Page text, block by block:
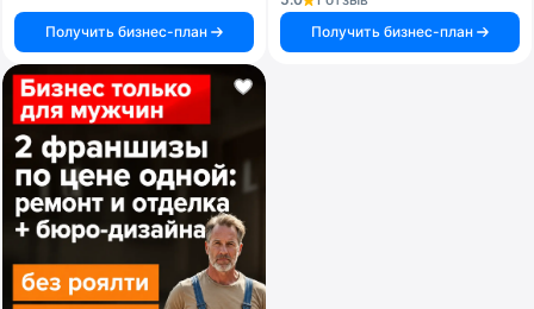
Получить бизнес-план
Получить бизнес-план